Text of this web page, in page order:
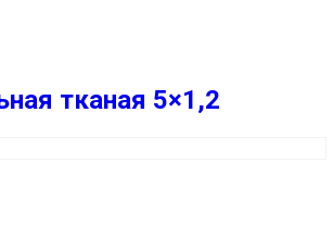
тканая 5×1,2